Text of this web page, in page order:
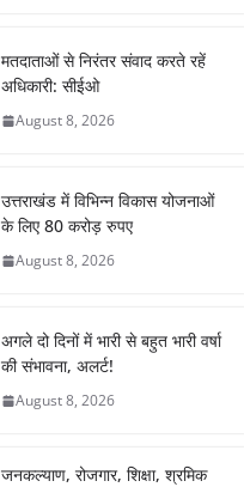
m n
मतदाताओं से निरंतर संवाद करते रहें
अधिकारी: सीईओ
August 8, 2026
उत्तराखंड में विभिन्न विकास योजनाओं
के लिए 80 करोड़ रुपए
August 8, 2026
अगले दो दिनों में भारी से बहुत भारी वर्षा
की संभावना, अलर्ट!
August 8, 2026
जनकल्याण, रोजगार, शिक्षा, श्रमिक